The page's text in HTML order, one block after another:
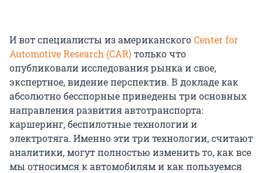
И вот специалисты из американскогоCenter for
Automotive Research (CAR)только что
опубликовали исследования рынка и свое,
экспертное, видение перспектив. В докладе как
абсолютно бесспорные приведены три основных
направления развития автотранспорта:
каршеринг, беспилотные технологии и
электротяга. Именно эти три технологии, считают
аналитики, могут полностью изменить то, как все
мы относимся к автомобилям и как пользуемся